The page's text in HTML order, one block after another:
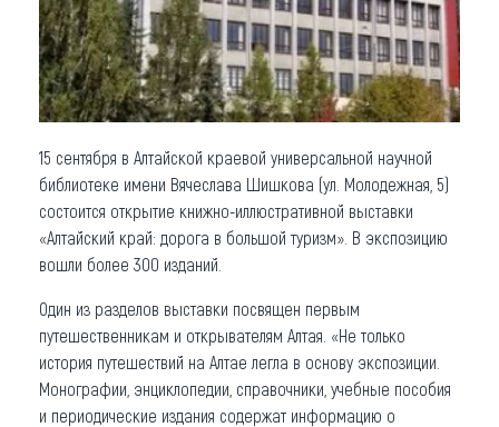
Коллекция впечатлений
Другие рубрики
15 сентября в Алтайской краевой универсальной научной
библиотеке имени Вячеслава Шишкова (ул. Молодежная, 5)
состоится открытие книжно-иллюстративной выставки
«Алтайский край: дорога в большой туризм». В экспозицию
вошли более 300 изданий.
Один из разделов выставки посвящен первым
путешественникам и открывателям Алтая. «Не только
история путешествий на Алтае легла в основу экспозиции.
Монографии, энциклопедии, справочники, учебные пособия
и периодические издания содержат информацию о